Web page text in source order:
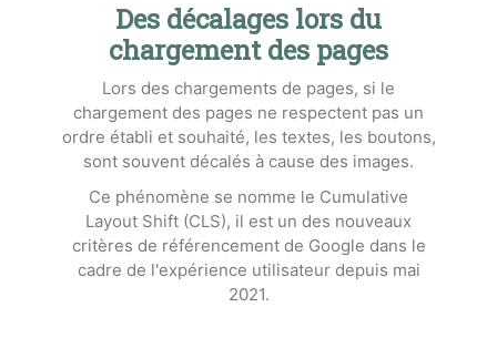
Des décalages lors du
chargement des pages
Lors des chargements de pages, si le
chargement des pages ne respectent pas un
ordre établi et souhaité, les textes, les boutons,
sont souvent décalés à cause des images.
Ce phénomène se nomme le Cumulative
Layout Shift (CLS), il est un des nouveaux
critères de référencement de Google dans le
cadre de l'expérience utilisateur depuis mai
2021.